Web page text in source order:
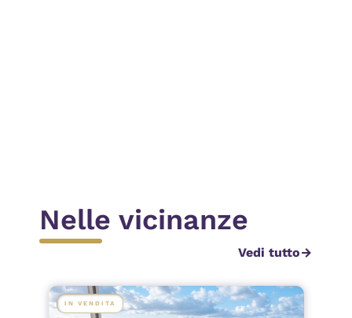
Nelle vicinanze
Vedi tuttoarrow_forward
IN VENDITA